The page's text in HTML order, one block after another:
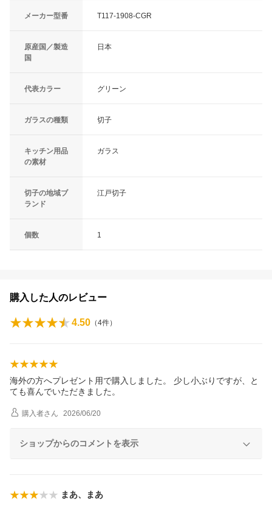
メーカー型番 T117-1908-CGR
原産国／製造
国
日本
代表カラー グリーン
ガラスの種類 切子
キッチン用品
の素材
ガラス
切子の地域ブ
ランド
江戸切子
個数 1
購入した人のレビュー
4.50 （4件）
海外の方へプレゼント用で購入しました。 少し小ぶりですが、と
ても喜んでいただきました。
購入者さん 2026/06/20
ショップからのコメントを表示
まあ、まあ